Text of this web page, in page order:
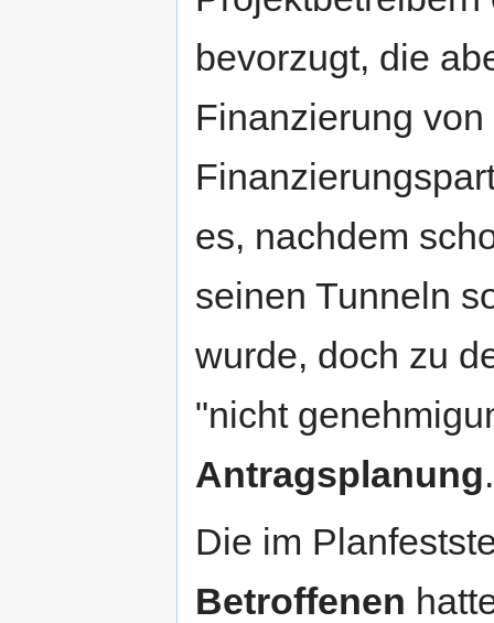
bevorzugt, die
Finanzierung
es, nachdem
seinen Tunneln
wurde, doch zu
"nicht
Antragsplanung.
Die im
Betroffenen